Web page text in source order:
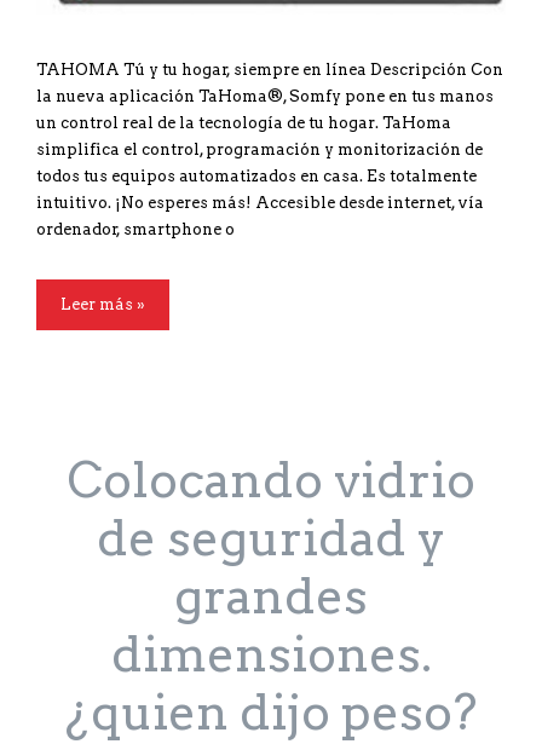
TAHOMA Tú y tu hogar, siempre en línea Descripción Con
la nueva aplicación TaHoma®, Somfy pone en tus manos
un control real de la tecnología de tu hogar. TaHoma
simplifica el control, programación y monitorización de
todos tus equipos automatizados en casa. Es totalmente
intuitivo. ¡No esperes más! Accesible desde internet, vía
ordenador, smartphone o
Leer más »
Colocando vidrio
de seguridad y
grandes
dimensiones.
¿quien dijo peso?